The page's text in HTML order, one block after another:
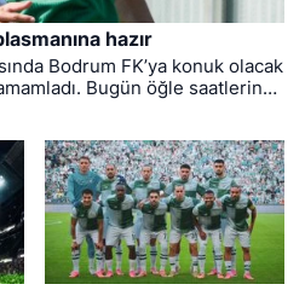
hazır
Bodrum FK’ya konuk olacak
Bugün öğle saatlerinde